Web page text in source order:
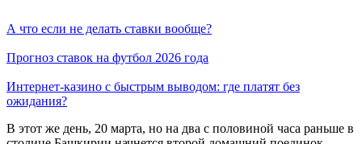
А что если не делать ставки вообще?
Прогноз ставок на футбол 2026 года
Интернет-казино с быстрым выводом: где платят без
ожидания?
В этот же день, 20 марта, но на два с половиной часа раньше в